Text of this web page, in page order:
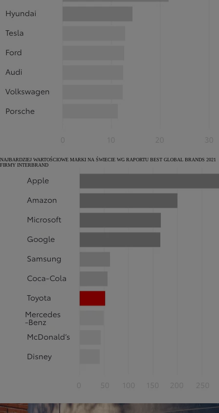
NAJBARDZIEJ WARTOŚCIOWE MARKI NA ŚWIECIE WG RAPORTU BEST GLOBAL BRANDS 2021
FIRMY INTERBRAND